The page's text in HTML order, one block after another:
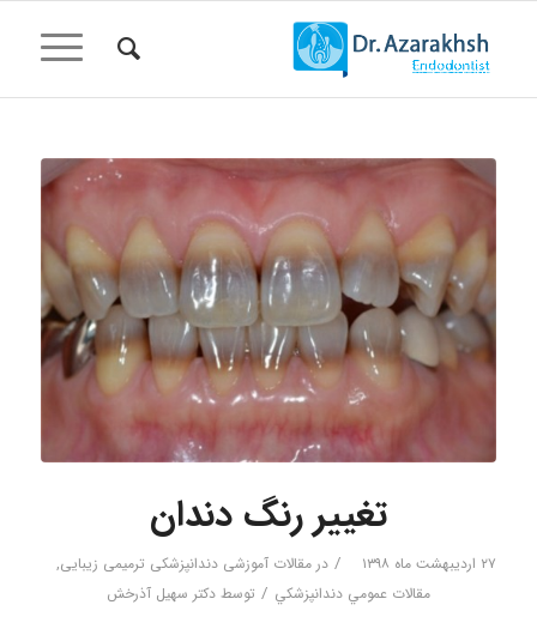
تغییر رنگ دندان
۲۷ اردیبهشت ماه ۱۳۹۸ / درمقالات آموزشی دندانپزشکی ترمیمی زیبایی,
مقالات عمومي دندانپزشكي / توسط دکتر سهیل آذرخش